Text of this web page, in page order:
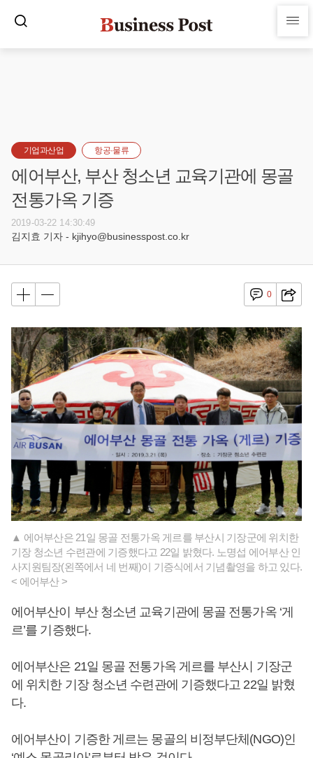
기업과산업 항공·물류
에어부산, 부산 청소년 교육기관에 몽골
전통가옥 기증
2019-03-22 14:30:49
김지효 기자 - kjihyo@businesspost.co.kr
0
▲ 에어부산은 21일 몽골 전통가옥 게르를 부산시 기장군에 위치한
기장 청소년 수련관에 기증했다고 22일 밝혔다. 노명섭 에어부산 인
사지원팀장(왼쪽에서 네 번째)이 기증식에서 기념촬영을 하고 있다.
< 에어부산 >
에어부산이 부산 청소년 교육기관에 몽골 전통가옥 ‘게
르’를 기증했다.
에어부산은 21일 몽골 전통가옥 게르를 부산시 기장군
에 위치한 기장 청소년 수련관에 기증했다고 22일 밝혔
다.
에어부산이 기증한 게르는 몽골의 비정부단체(NGO)인